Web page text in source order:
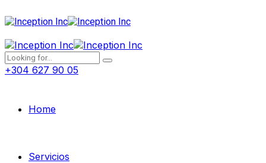
+304 627 90 05
Home
Servicios